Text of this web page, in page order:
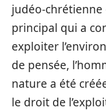
judéo-
principal qui a
exploiter
de pensée,
nature a été
le droit de